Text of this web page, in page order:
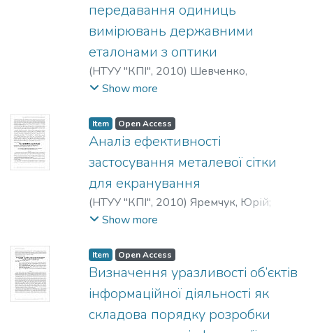
передавання одиниць
вимірювань державними
еталонами з оптики
(НТУУ "КПІ", 2010) Шевченко,
Олександр;Грищенко, Леонід
Леонид;Shevchenko, Aleksandr
Gryshchenko, Leonid
Show more
Item Open Access
Аналіз ефективності
застосування металевої сітки
для екранування
(НТУУ "КПІ", 2010) Яремчук, Юрій;
Притула, Максим
Maxym;Nikolaev, Eugene
Яремчук, Юрий;Притула, Максим;
Николаев, Евгений
; Козел, Виктория
Show more
Item Open Access
Визначення уразливості об’єктів
інформаційної діяльності як
складова порядку розробки